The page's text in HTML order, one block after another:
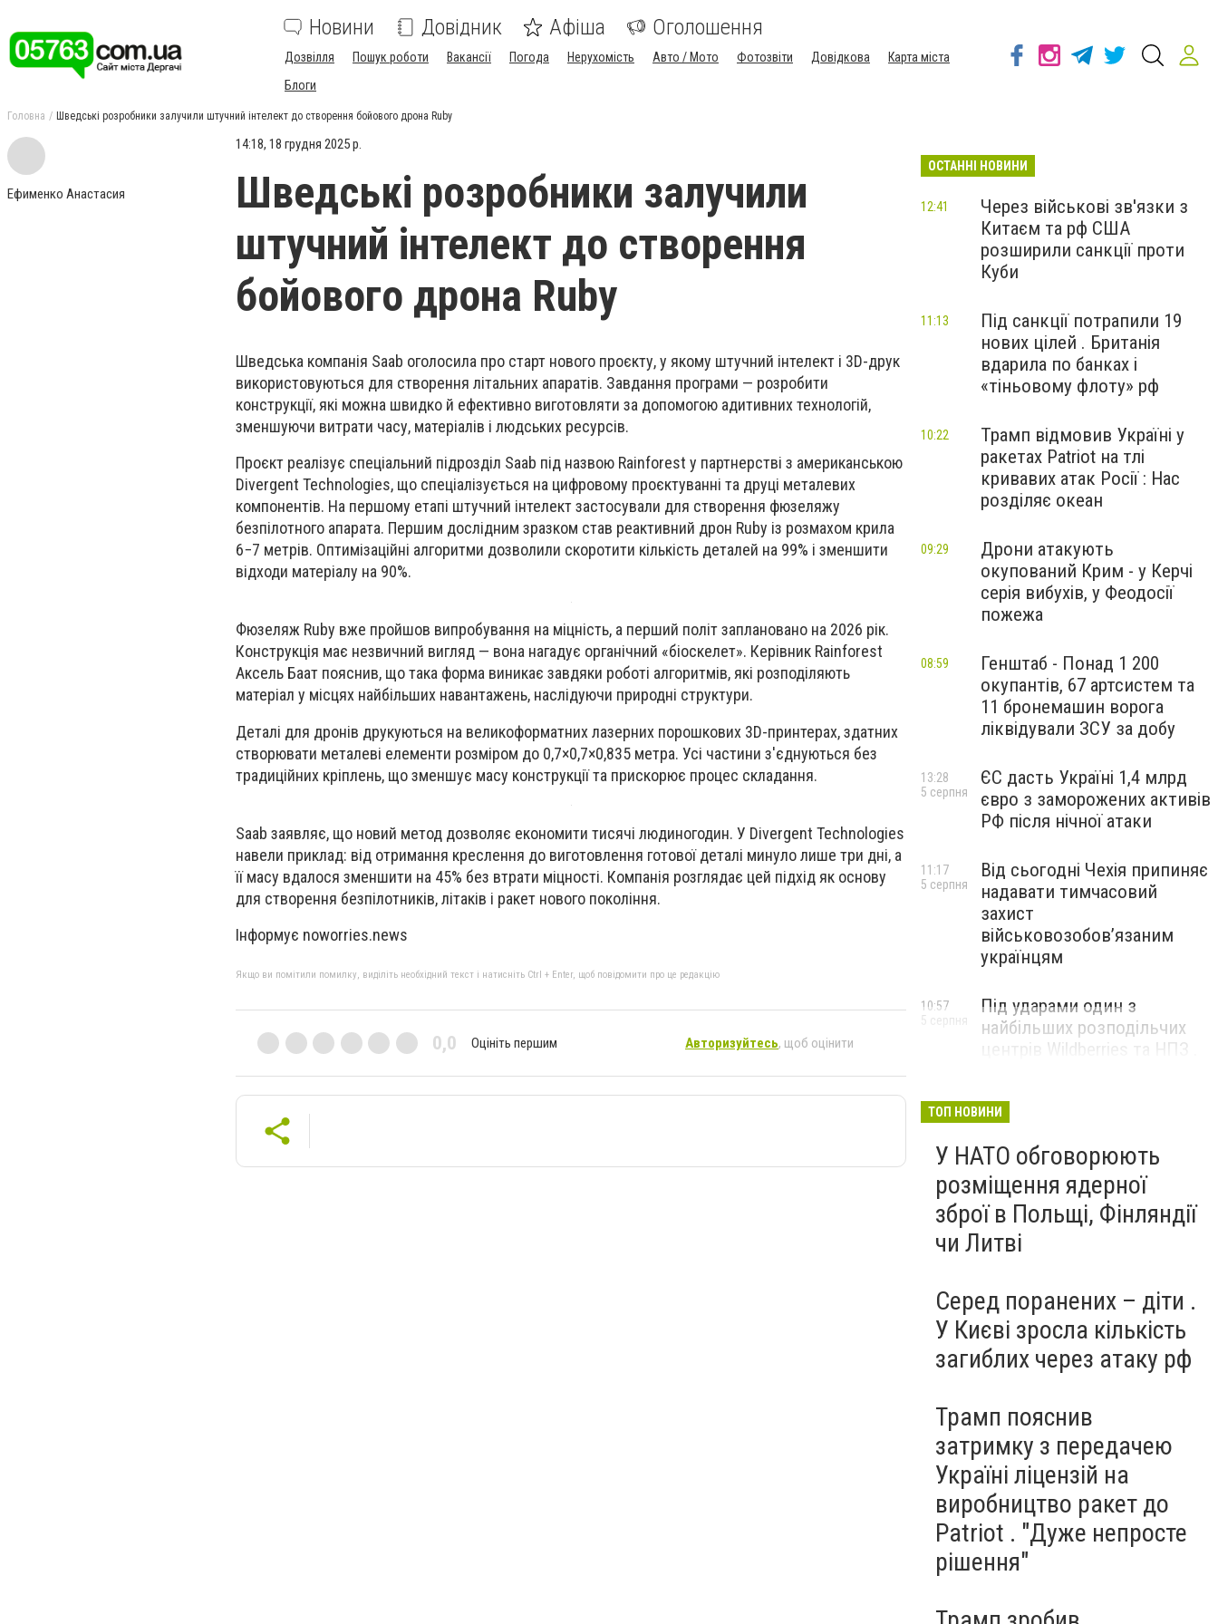
Новини Довідник Афіша Оголошення
Дозвілля Пошук роботи Вакансії Погода Нерухомість Авто / Мото Фотозвіти Довідкова
Карта міста
Блоги
Головна Шведські розробники залучили штучний інтелект до створення бойового дрона Ruby
Ефименко Анастасия
14:18, 18 грудня 2025 р.
Шведські розробники залучили
штучний інтелект до створення
бойового дрона Ruby
Шведська компанія Saab оголосила про старт нового проєкту, у якому штучний інтелект і 3D-друк
використовуються для створення літальних апаратів. Завдання програми — розробити
конструкції, які можна швидко й ефективно виготовляти за допомогою адитивних технологій,
зменшуючи витрати часу, матеріалів і людських ресурсів.
Проєкт реалізує спеціальний підрозділ Saab під назвою Rainforest у партнерстві з американською
Divergent Technologies, що спеціалізується на цифровому проєктуванні та друці металевих
компонентів. На першому етапі штучний інтелект застосували для створення фюзеляжу
безпілотного апарата. Першим дослідним зразком став реактивний дрон Ruby із розмахом крила
6−7 метрів. Оптимізаційні алгоритми дозволили скоротити кількість деталей на 99% і зменшити
відходи матеріалу на 90%.
Фюзеляж Ruby вже пройшов випробування на міцність, а перший політ заплановано на 2026 рік.
Конструкція має незвичний вигляд — вона нагадує органічний «біоскелет». Керівник Rainforest
Аксель Баат пояснив, що така форма виникає завдяки роботі алгоритмів, які розподіляють
матеріал у місцях найбільших навантажень, наслідуючи природні структури.
Деталі для дронів друкуються на великоформатних лазерних порошкових 3D-принтерах, здатних
створювати металеві елементи розміром до 0,7×0,7×0,835 метра. Усі частини з'єднуються без
традиційних кріплень, що зменшує масу конструкції та прискорює процес складання.
Saab заявляє, що новий метод дозволяє економити тисячі людиногодин. У Divergent Technologies
навели приклад: від отримання креслення до виготовлення готової деталі минуло лише три дні, а
її масу вдалося зменшити на 45% без втрати міцності. Компанія розглядає цей підхід як основу
для створення безпілотників, літаків і ракет нового покоління.
Інформує noworries.news
Якщо ви помітили помилку, виділіть необхідний текст і натисніть Ctrl + Enter, щоб повідомити про це редакцію
0,0 Оцініть першим Авторизуйтесь, щоб оцінити
ОСТАННІ НОВИНИ
Через військові зв'язки з
Китаєм та рф США
розширили санкції проти
Куби
12:41
Під санкції потрапили 19
нових цілей . Британія
вдарила по банках і
«тіньовому флоту» рф
11:13
Трамп відмовив Україні у
ракетах Patriot на тлі
кривавих атак Росії : Нас
розділяє океан
10:22
Дрони атакують
окупований Крим - у Керчі
серія вибухів, у Феодосії
пожежа
09:29
Генштаб - Понад 1 200
окупантів, 67 артсистем та
11 бронемашин ворога
ліквідували ЗСУ за добу
08:59
ЄС дасть Україні 1,4 млрд
євро з заморожених активів
РФ після нічної атаки
13:28
5 серпня
Від сьогодні Чехія припиняє
надавати тимчасовий
захист
військовозобов’язаним
українцям
11:17
5 серпня
Під ударами один з
найбільших розподільчих
центрів Wildberries та НПЗ .
10:57
5 серпня
ТОП НОВИНИ
У НАТО обговорюють
розміщення ядерної
зброї в Польщі, Фінляндії
чи Литві
Серед поранених – діти .
У Києві зросла кількість
загиблих через атаку рф
Трамп пояснив
затримку з передачею
Україні ліцензій на
виробництво ракет до
Patriot . "Дуже непросте
рішення"